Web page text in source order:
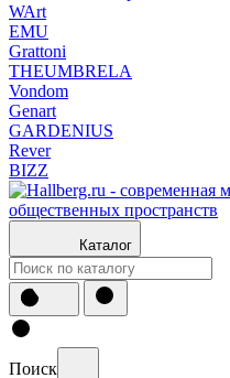
WArt
EMU
Grattoni
THEUMBRELA
Vondom
Genart
GARDENIUS
Rever
BIZZ
Каталог
Поиск